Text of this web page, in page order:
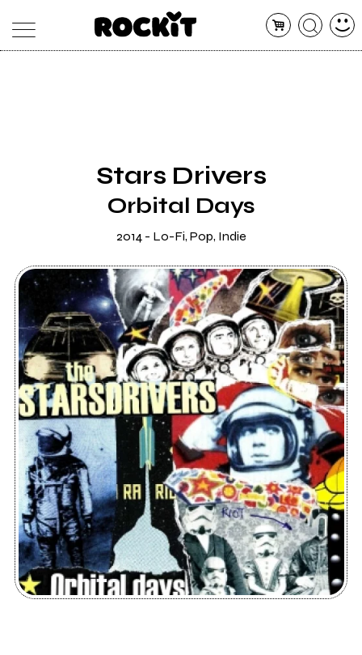
SHOPStars Drivers
Orbital Days
2014 - Lo-Fi, Pop, Indie